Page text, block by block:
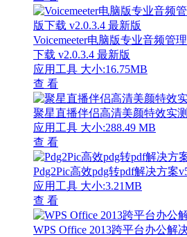
Voicemeeter电脑版专业音频管
下载 v2.0.3.4 最新版
应用工具 大小:16.75MB
查 看
聚星直播伴侣高清美颜特效实
应用工具 大小:288.49 MB
查 看
Pdg2Pic高效pdg转pdf解决方案
应用工具 大小:3.21MB
查 看
WPS Office 2013跨平台办公解